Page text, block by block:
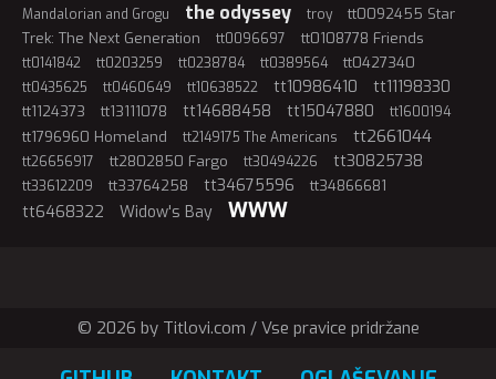
Mandalorian and Grogu
the odyssey troy
tt0092455 Star
Trek: The Next Generation
tt0096697 tt0108778 Friends
tt0141842 tt0203259 tt0238784 tt0389564 tt0427340
tt0435625 tt0460649 tt10638522 tt10986410 tt11198330
tt1124373 tt13111078 tt14688458 tt15047880 tt1600194
tt1796960 Homeland tt2149175 The Americans tt2661044
tt26656917 tt2802850 Fargo tt30494226 tt30825738
tt33612209 tt33764258 tt34675596 tt34866681
tt6468322 Widow's Bay WWW
© 2026 by Titlovi.com / Vse pravice pridržane